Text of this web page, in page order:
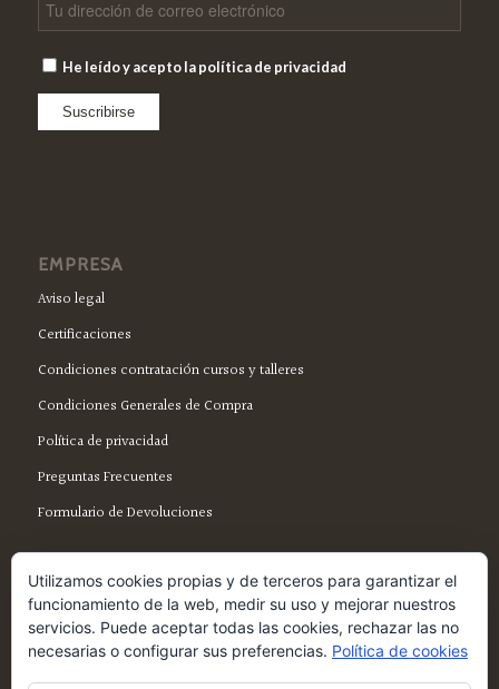
He leído y acepto la política de privacidad
EMPRESA
Aviso legal
Certificaciones
Condiciones contratación cursos y talleres
Condiciones Generales de Compra
Política de privacidad
Preguntas Frecuentes
Formulario de Devoluciones
SÍGUENOS EN FACEBOOK
Utilizamos cookies propias y de terceros para garantizar el
funcionamiento de la web, medir su uso y mejorar nuestros
servicios. Puede aceptar todas las cookies, rechazar las no
necesarias o configurar sus preferencias. Política de cookies